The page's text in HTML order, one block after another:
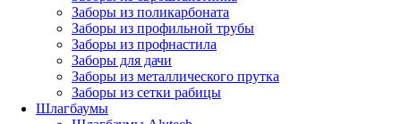
Заборы из поликарбоната
Заборы из профильной трубы
Заборы из профнастила
Заборы для дачи
Заборы из металлического прутка
Заборы из сетки рабицы
Шлагбаумы